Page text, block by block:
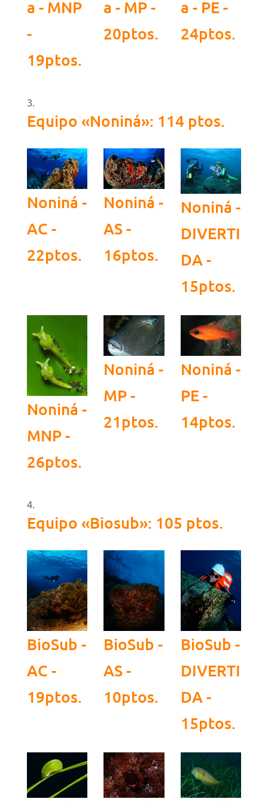
a - MNP
-
19ptos.
a - MP -
20ptos.
a - PE -
24ptos.
Equipo «Noniná»: 114 ptos.
Noniná -
AC -
22ptos.
Noniná -
AS -
16ptos.
Noniná -
DIVERTI
DA -
15ptos.
Noniná -
MNP -
26ptos.
Noniná -
MP -
21ptos.
Noniná -
PE -
14ptos.
Equipo «Biosub»: 105 ptos.
BioSub -
AC -
19ptos.
BioSub -
AS -
10ptos.
BioSub -
DIVERTI
DA -
15ptos.